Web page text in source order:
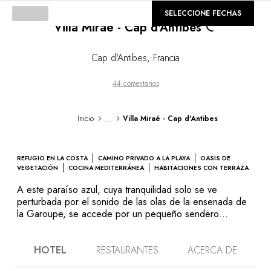
GALERÍA
Villa Miraé - Cap d'Antibes
Cap d'Antibes, Francia
44 comentarios
Inicio ... Villa Miraé - Cap d'Antibes
REFUGIO EN LA COSTA CAMINO PRIVADO A LA PLAYA
OASIS DE
VEGETACIÓN
COCINA MEDITERRÁNEA HABITACIONES CON TERRAZA
A este paraíso azul, cuya tranquilidad solo se ve
perturbada por el sonido de las olas de la ensenada de
la Garoupe, se accede por un pequeño sendero
Picasso,una casa grande y hermosa alberga Villa Miraé.
SELECCIONE FECHAS
HOTEL RESTAURANTES ACERCA DE